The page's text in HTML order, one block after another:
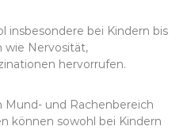
insbesondere bei Kindern bis
wie Nervosität,
hervorrufen.
und Rachenbereich
können sowohl bei Kindern